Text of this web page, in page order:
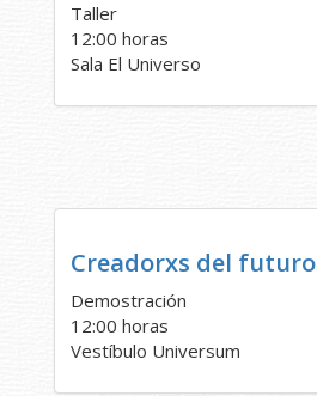
Taller
12:00 horas
Sala El Universo
Creadorxs del futuro
Demostración
12:00 horas
Vestíbulo Universum